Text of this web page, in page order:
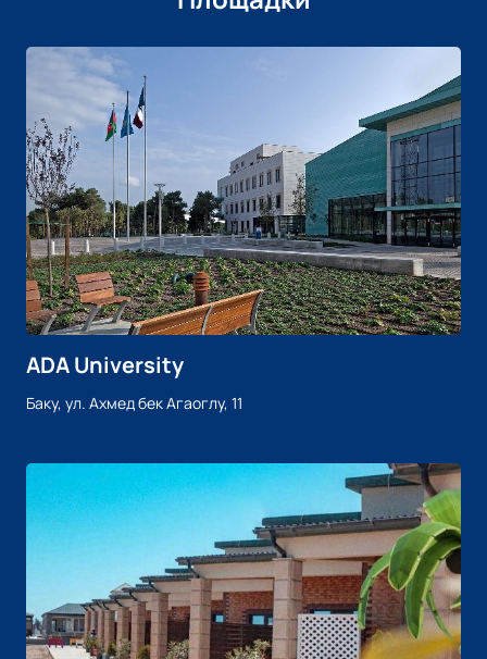
ADA University
Баку, ул. Ахмед бек Агаоглу, 11